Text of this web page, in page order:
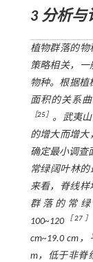
3 分析与
植物群落的
策略相关，
物种。根据植
面积的关系
［25］ 。武夷
的增大而增大
确定最小调查
常绿阔叶林的
来看，脊线样
群落的常
100~120［27 ］
cm~19.0 cm
m，低于非脊